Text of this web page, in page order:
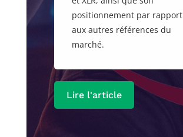
positionnement par rapport
aux autres références du
marché.
Lire l'article